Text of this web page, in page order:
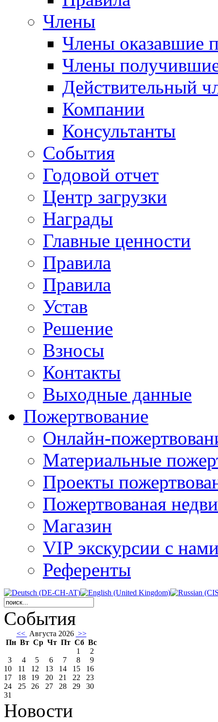
Члены
Члены оказавшие
Члены
Действительный
Компании
Консультанты
События
Годовой отчет
Центр загрузки
Награды
Главные ценности
Правила
Правила
Устав
Решение
Взносы
Контакты
Выходные данные
Пожертвование
Онлайн-
Материальные
Проекты
Пожертвованая
Магазин
VIP экскурсии с
Референты
События
<< Августа 2026 >>
Пн Вт Ср Чт Пт Сб Вс
1
2
3
4 5 6 7 8
9
10
11 12 13 14 15
16
17
18 19 20 21 22
23
24
25 26 27 28 29
30
31
Новости